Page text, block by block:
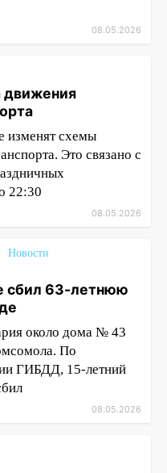
08.05.2026
движения
изменят схемы
Это связано с
22:30
08.05.2026
Новости
сбил 63-летнюю
около дома № 43
По
ГИБДД, 15-летний
08.05.2026